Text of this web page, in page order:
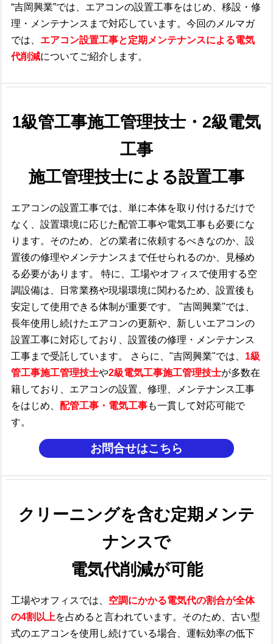
“吉岡興業”では、エアコンの設置工事をはじめ、移設・修
理・メンテナンスまで対応しています。今回のメルマガ
では、 エアコン設置工事と定期メンテナンスによる電気
代削減についてご紹介します。
1級管工事施工管理技士・ 2級電気
工事
施工管理技士による設置工事
エアコンの設置工事では、単に本体を取り付けるだけで
なく、設置環境に応じた配管工事や電気工事も必要にな
ります。そのため、どの業者に依頼するべきなのか、設
置後の修理やメンテナンスまで任せられるのか、見極め
る必要があります。 特に、工場やオフィスで使用する空
調設備は、日常業務や現場環境に関わるため、設置後も
安定して使用できる体制が重要です。 "吉岡興業"では、
長年使用し続けたエアコンの更新や、新しいエアコンの
設置工事に対応しており、設置後の修理・メンテナンス
工事まで受託しています。 さらに、"吉岡興業"では、 1級
管工事施工管理技士や2級電気工事施工管理技士が多数在
籍しており、エアコンの設置、修理、メンテナンス工事
をはじめ、 配管工事・電気工事も一貫して対応可能で
す。
お問合せはこちら
クリーニングを含む定期メンテ
ナンスで
電気代削減が可能
工場やオフィスでは、 空調にかかる電気代の割合が全体
の4割以上を占めると言われています。そのため、古い型
式のエアコンを使用し続けている場合、運転効率の低下